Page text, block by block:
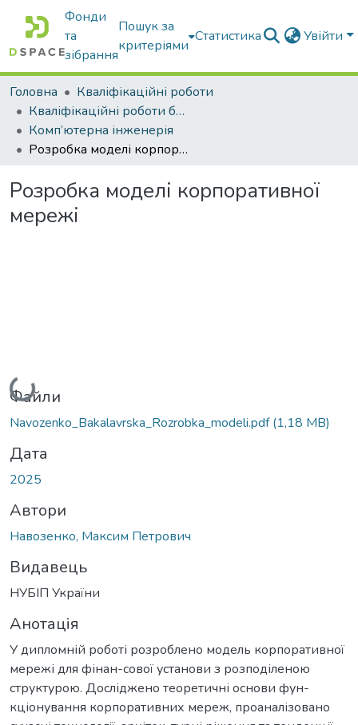
Фонди
та
зібрання
Пошук за
критеріями
Статистика Увійти
Головна
Кваліфікаційні роботи
Кваліфікаційні роботи бакалаврів
Комп’ютерна інженерія
Розробка моделі корпоративної мережі
Розробка моделі корпоративної
мережі
Вантажиться...
Файли
Navozenko_Bakalavrska_Rozrobka_modeli.pdf(1,18 MB)
Дата
2025
Автори
Навозенко, Максим Петрович
Видавець
НУБІП України
Анотація
У дипломній роботі розроблено модель корпоративної
мережі для фінан-сової установи з розподіленою
структурою. Досліджено теоретичні основи фун-
кціонування корпоративних мереж, проаналізовано